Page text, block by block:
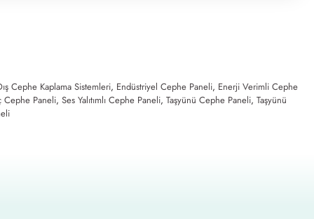
Cephe Kaplama Sistemleri, Endüstriyel Cephe Paneli, Enerji Verimli Cephe
Cephe Paneli, Ses Yalıtımlı Cephe Paneli, Taşyünü Cephe Paneli, Taşyünü